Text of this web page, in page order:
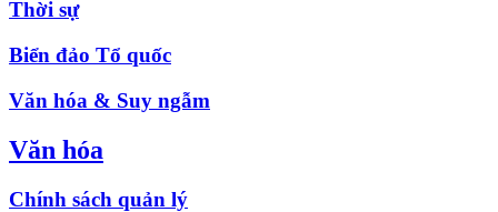
Thời sự
Biển đảo Tổ quốc
Văn hóa & Suy ngẫm
Văn hóa
Chính sách quản lý